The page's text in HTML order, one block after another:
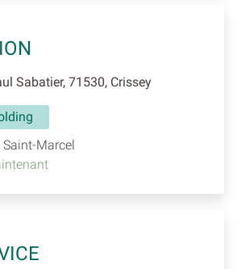
Sabatier, 71530, Crissey
Marcel